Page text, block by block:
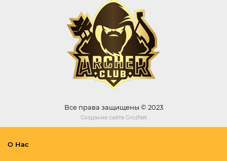
Все права защищены © 2023
Создание сайта GrozNet
О Нас